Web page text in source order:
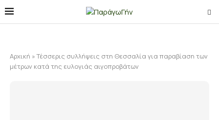
Αρχική »Τέσσερις συλλήψεις στη Θεσσαλία για παραβίαση των
μέτρων κατά της ευλογιάς αιγοπροβάτων